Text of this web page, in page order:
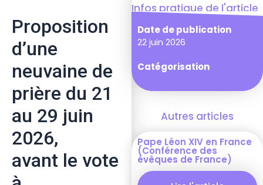
Proposition
d’une
neuvaine de
prière du 21
au 29 juin
2026,
avant le vote
Infos pratique de l'article
Date de publication
22 juin 2026
Catégorisation
Autres articles
Pape Léon XIV en France
(Conférence des
évêques de France)